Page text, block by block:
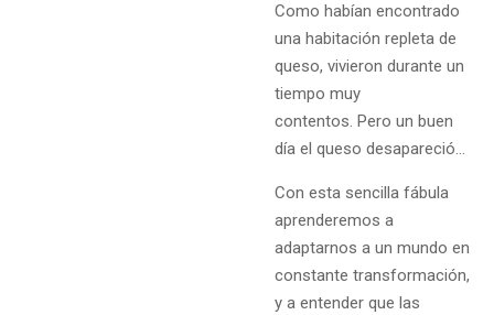
Como habían encontrado
una habitación repleta de
queso, vivieron durante un
tiempo muy
contentos. Pero un buen
día el queso desapareció…
Con esta sencilla fábula
aprenderemos a
adaptarnos a un mundo en
constante transformación,
y a entender que las